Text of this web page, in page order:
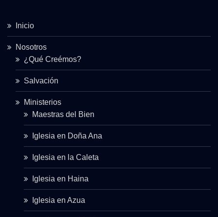
Inicio
Nosotros
¿Qué Creémos?
Salvación
Ministerios
Maestras del Bien
Iglesia en Doña Ana
Iglesia en la Caleta
Iglesia en Haina
Iglesia en Azua